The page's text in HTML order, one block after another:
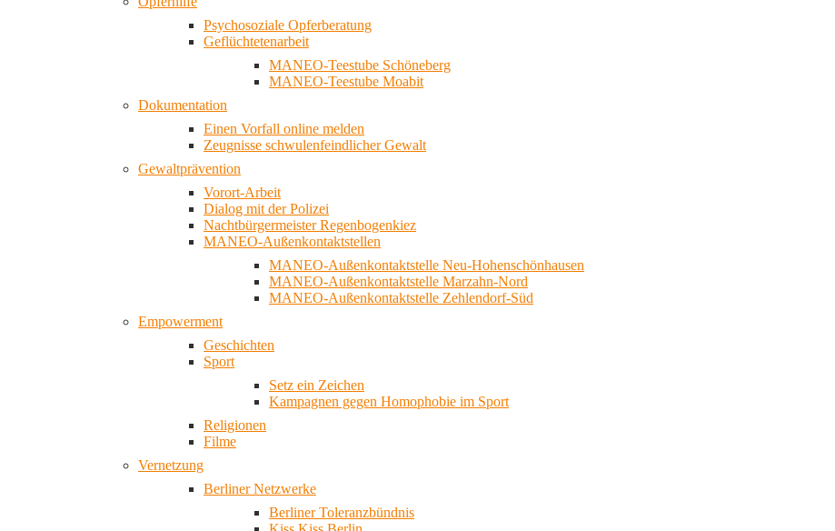
Psychosoziale Opferberatung
Geflüchtetenarbeit
MANEO-Teestube Schöneberg
MANEO-Teestube Moabit
Dokumentation
Einen Vorfall online melden
Zeugnisse schwulenfeindlicher Gewalt
Gewaltprävention
Vorort-Arbeit
Dialog mit der Polizei
Nachtbürgermeister Regenbogenkiez
MANEO-Außenkontaktstellen
MANEO-Außenkontaktstelle Neu-Hohenschönhausen
MANEO-Außenkontaktstelle Marzahn-Nord
MANEO-Außenkontaktstelle Zehlendorf-Süd
Empowerment
Geschichten
Sport
Setz ein Zeichen
Kampagnen gegen Homophobie im Sport
Religionen
Filme
Vernetzung
Berliner Netzwerke
Berliner Toleranzbündnis